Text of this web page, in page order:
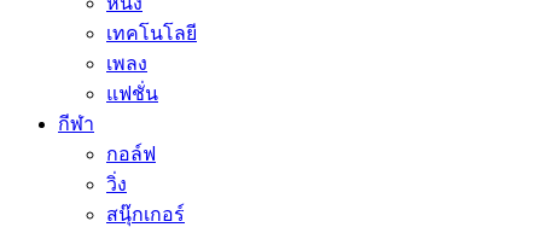
เทคโนโลยี
เพลง
แฟชั่น
กีฬา
กอล์ฟ
วิ่ง
สนุ๊กเกอร์